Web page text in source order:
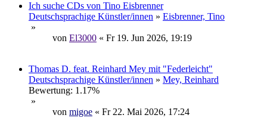
Ich suche CDs von Tino Eisbrenner
Deutschsprachige Künstler/innen » Eisbrenner, Tino
»
von El3000 « Fr 19. Jun 2026, 19:19
Thomas D. feat. Reinhard Mey mit "Federleicht"
Deutschsprachige Künstler/innen » Mey, Reinhard
Bewertung: 1.17%
»
von migoe « Fr 22. Mai 2026, 17:24